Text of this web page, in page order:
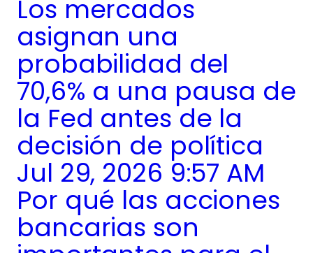
Los mercados
asignan una
probabilidad del
70,6% a una pausa de
la Fed antes de la
decisión de política
Jul 29, 2026 9:57 AM
Por qué las acciones
bancarias son